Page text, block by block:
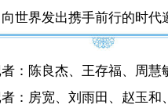
世界发出携手前行的时代
：陈良杰、王存福、周慧
：房宽、刘雨田、赵玉和